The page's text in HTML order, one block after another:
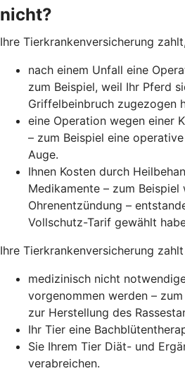
nicht?
Ihre Tierkrankenversicherung
nach einem Unfall eine
zum Beispiel, weil Ihr Pferd
Griffelbeinbruch zugezogen
eine Operation wegen einer
– zum Beispiel eine
Auge.
Ihnen Kosten durch
Medikamente – zum Beispiel
Ohrenentzündung –
Vollschutz-Tarif gewählt
Ihre Tierkrankenversicherung
medizinisch nicht
vorgenommen werden –
zur Herstellung des
Ihr Tier eine
Sie Ihrem Tier Diät- und
verabreichen.